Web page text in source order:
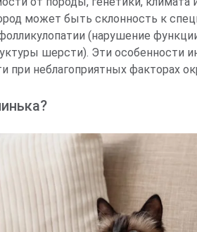
может быть склонность к
(нарушение
шерсти). Эти особенности
неблагоприятных факторах